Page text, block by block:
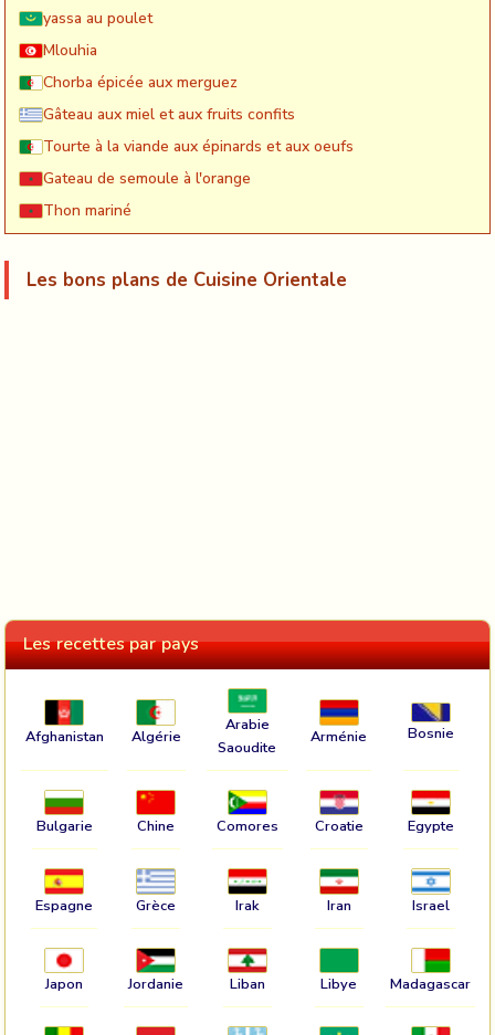
yassa au poulet
Mlouhia
Chorba épicée aux merguez
Gâteau aux miel et aux fruits confits
Tourte à la viande aux épinards et aux oeufs
Gateau de semoule à l'orange
Thon mariné
Les bons plans de Cuisine Orientale
Les recettes par pays
Afghanistan Algérie
Arabie
Saoudite
Arménie Bosnie
Bulgarie Chine Comores Croatie Egypte
Espagne Grèce Irak Iran Israel
Japon Jordanie Liban Libye Madagascar